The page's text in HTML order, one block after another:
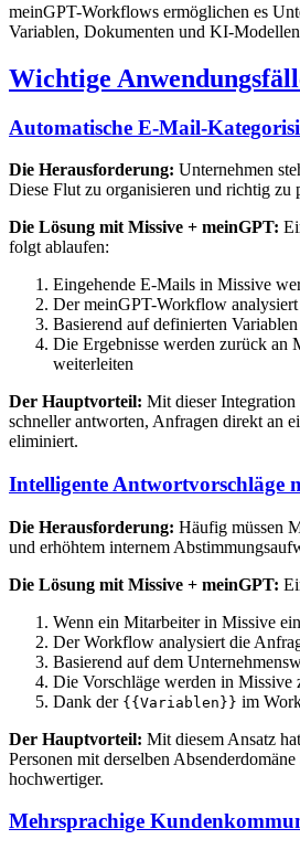
meinGPT-Workflows ermöglichen es
Variablen, Dokumenten und KI-
Wichtige
Automatische E-Mail-
Die Herausforderung: Unternehmen
Diese Flut zu organisieren und richtig zu
Die Lösung mit Missive + meinGPT:
folgt ablaufen:
Eingehende E-Mails in Missive
Der meinGPT-Workflow
Basierend auf definierten
Die Ergebnisse werden zurück an
weiterleiten
Der Hauptvorteil: Mit dieser
schneller antworten, Anfragen direkt an
eliminiert.
Intelligente Antwortvorschläge
Die Herausforderung: Häufig müssen
und erhöhtem internem
Die Lösung mit Missive + meinGPT:
Wenn ein Mitarbeiter in Missive
Der Workflow analysiert die
Basierend auf dem
Die Vorschläge werden in Missive
Dank der {{Variablen}} im
Der Hauptvorteil: Mit diesem Ansatz
Personen mit derselben
hochwertiger.
Mehrsprachige